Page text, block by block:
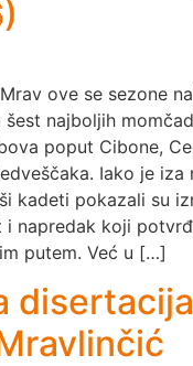
ove se sezone
najboljih
poput Cibone,
Iako je iza
kadeti pokazali su
i napredak koji
putem. Već u […]
disertacija